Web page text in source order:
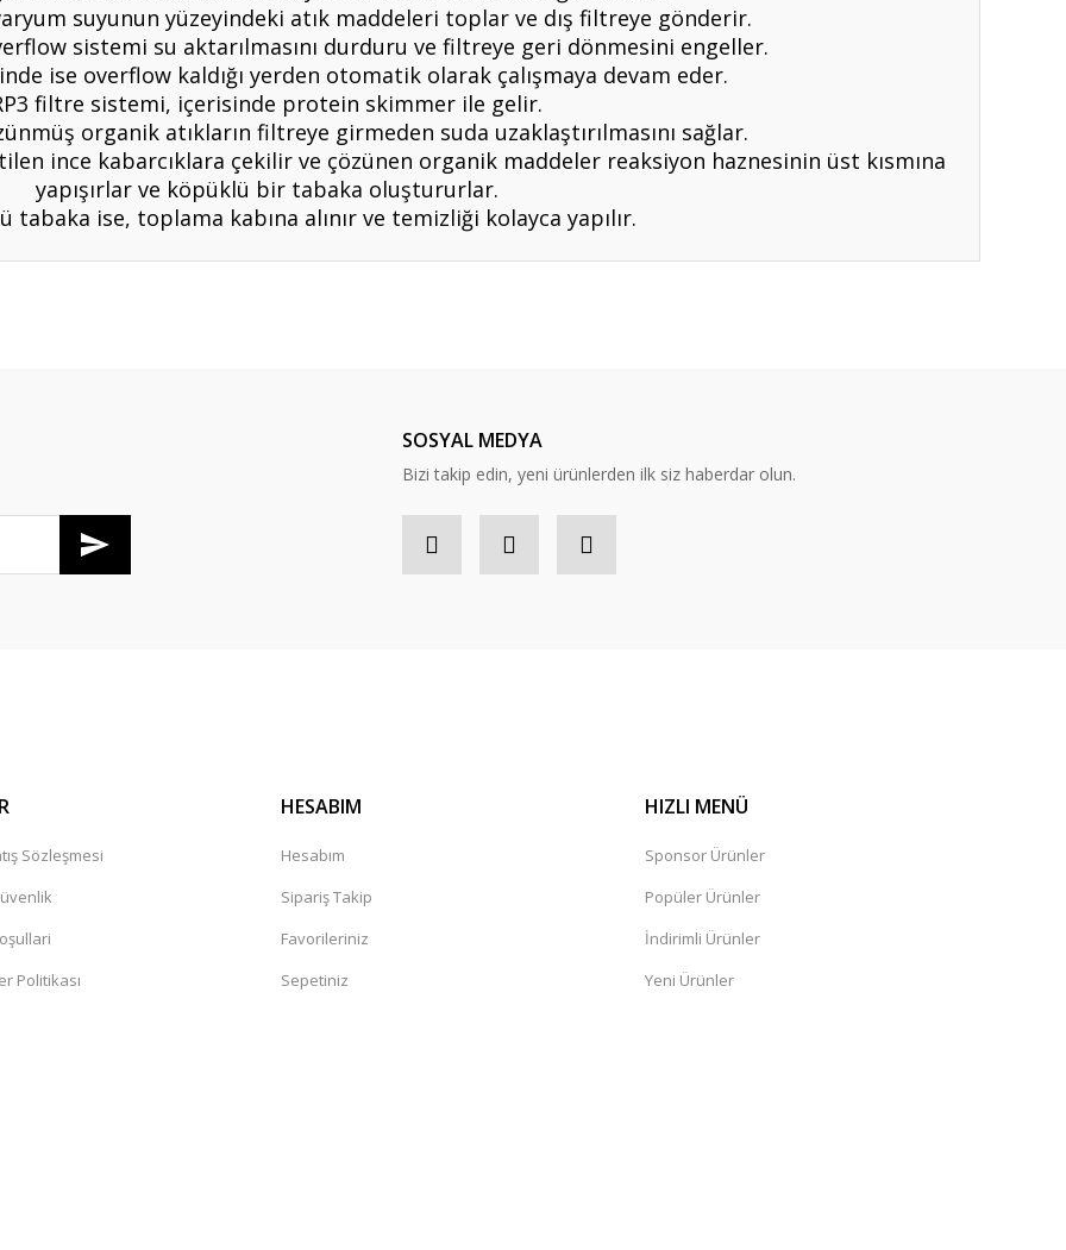
suyunun yüzeyindeki atık maddeleri toplar ve dış filtreye gönderir.
sistemi su aktarılmasını durduru ve filtreye geri dönmesini engeller.
ise overflow kaldığı yerden otomatik olarak çalışmaya devam eder.
filtre sistemi, içerisinde protein skimmer ile gelir.
organik atıkların filtreye girmeden suda uzaklaştırılmasını sağlar.
ince kabarcıklara çekilir ve çözünen organik maddeler reaksiyon haznesinin üst kısmına
yapışırlar ve köpüklü bir tabaka oluştururlar.
tabaka ise, toplama kabına alınır ve temizliği kolayca yapılır.
SOSYAL MEDYA
Bizi takip edin, yeni ürünlerden ilk siz haberdar olun.
Sözleşmesi
Politikası
HESABIM
Hesabım
Sipariş Takip
Favorileriniz
Sepetiniz
HIZLI MENÜ
Sponsor Ürünler
Popüler Ürünler
İndirimli Ürünler
Yeni Ürünler